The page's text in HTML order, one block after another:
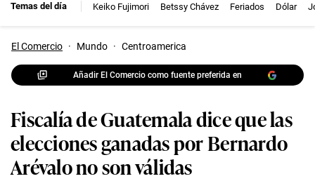
Temas del día Keiko Fujimori Betssy Chávez Feriados Dólar
El Comercio · Mundo · Centroamerica
Añadir El Comercio como fuente preferida en
Fiscalía de Guatemala dice que las
elecciones ganadas por Bernardo
Arévalo no son válidas